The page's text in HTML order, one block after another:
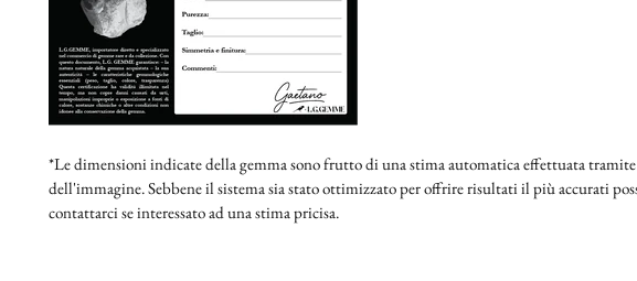
*Le dimensioni indicate della gemma sono frutto di una stima automatica effettuata
dell'immagine. Sebbene il sistema sia stato ottimizzato per offrire risultati il più accurati
contattarci se interessato ad una stima pricisa.